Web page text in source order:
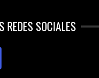
REDES SOCIALES